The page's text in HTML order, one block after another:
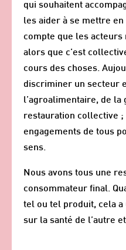
qui souhaitent
les aider à se mettre en
compte que les acteurs
alors que c’est
cours des choses.
discriminer un secteur
l’agroalimentaire, de
restauration collective
engagements de tous
sens.
Nous avons tous une
consommateur final.
tel ou tel produit, cela a
sur la santé de l’autre